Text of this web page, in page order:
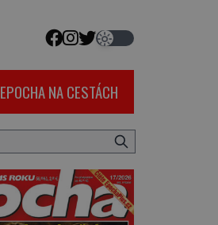
EPOCHA NA CESTÁCH